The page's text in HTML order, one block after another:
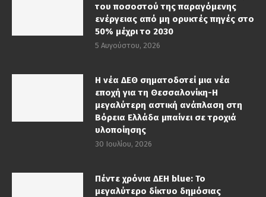
του ποσοστού της παραγόμενης
ενέργειας από μη ορυκτές πηγές στο
50% μέχρι το 2030
5 Αυγούστου, 2026
Η νέα ΔΕΘ σηματοδοτεί μια νέα
εποχή για τη Θεσσαλονίκη-Η
μεγαλύτερη αστική ανάπλαση στη
Βόρεια Ελλάδα μπαίνει σε τροχιά
υλοποίησης
30 Ιουλίου, 2026
Πέντε χρόνια ΔΕΗ blue: Το
μεγαλύτερο δίκτυο δημόσιας